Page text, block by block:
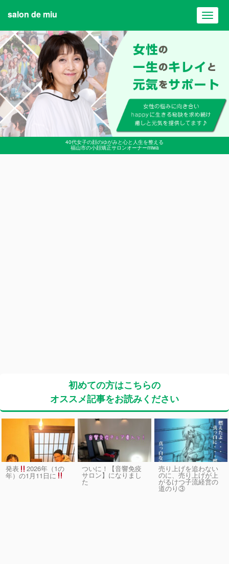
40代女子の顔のゆがみと心と人生を整える
福山市の小顔矯正サロンオーナーmiwa
salon de miu
初めての方はこちらの
オススメ記事をお読みください
発表 2026年（1の
年）の1月11日に
ついに！【音響免疫
サロン】になりまし
た
売り上げを追わない
のに、売り上げが上
がるけつ子流経営の
道のり③